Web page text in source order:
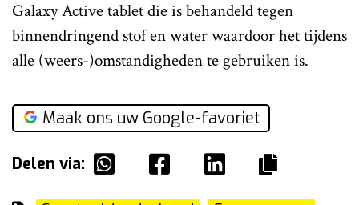
Galaxy Active tablet die is behandeld tegen
binnendringend stof en water waardoor het tijdens
alle (weers-)omstandigheden te gebruiken is.
Maak ons uw Google-favoriet
Delen via: